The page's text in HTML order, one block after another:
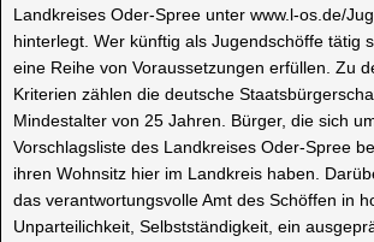
Landkreises Oder-Spree unter www.l-os.de/
hinterlegt. Wer künftig als Jugendschöffe tätig
eine Reihe von Voraussetzungen erfüllen. Zu
Kriterien zählen die deutsche
Mindestalter von 25 Jahren. Bürger, die sich
Vorschlagsliste des Landkreises Oder-Spree
ihren Wohnsitz hier im Landkreis haben.
das verantwortungsvolle Amt des Schöffen in
Unparteilichkeit, Selbstständigkeit, ein